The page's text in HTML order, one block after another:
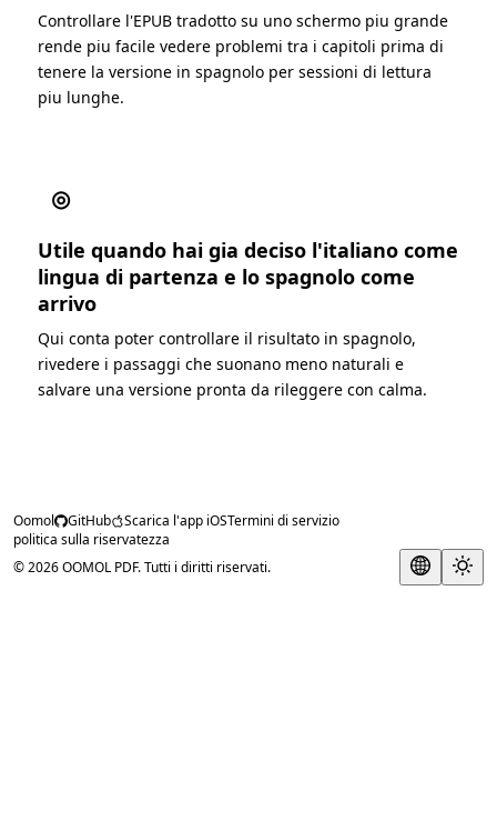
Controllare l'EPUB tradotto su uno schermo piu grande
rende piu facile vedere problemi tra i capitoli prima di
tenere la versione in spagnolo per sessioni di lettura
piu lunghe.
◎
Utile quando hai gia deciso l'italiano come
lingua di partenza e lo spagnolo come
arrivo
Qui conta poter controllare il risultato in spagnolo,
rivedere i passaggi che suonano meno naturali e
salvare una versione pronta da rileggere con calma.
Oomol GitHub Scarica l'app iOSTermini di servizio
politica sulla riservatezza
© 2026 OOMOL PDF. Tutti i diritti riservati.